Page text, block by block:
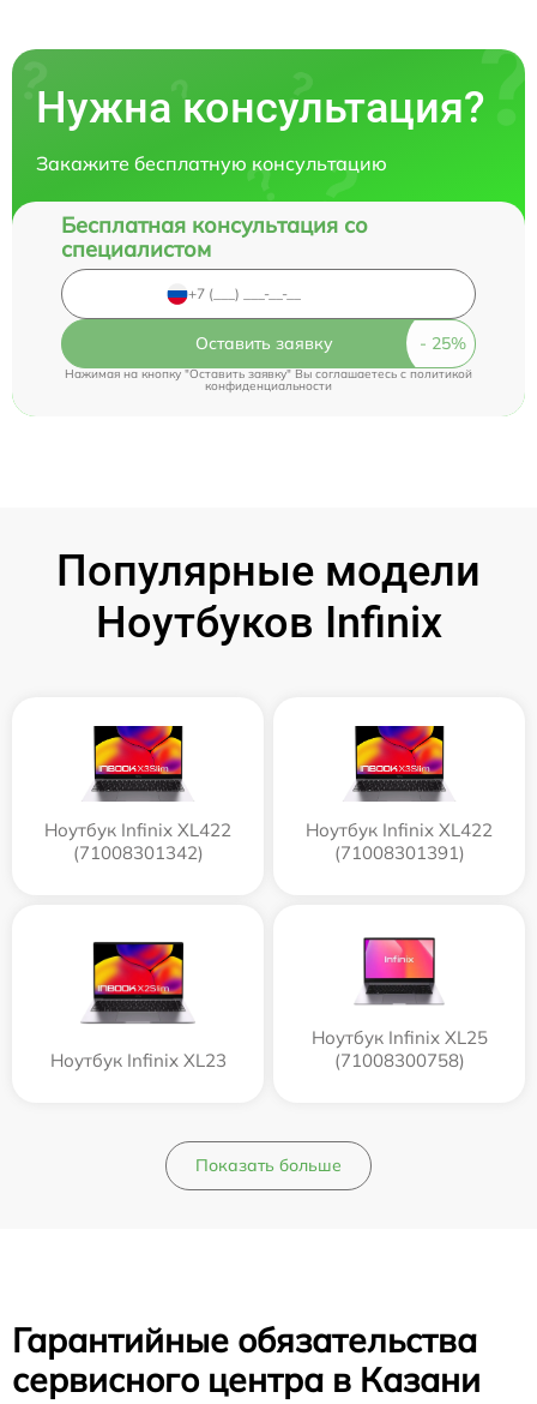
Нужна консультация?
Закажите бесплатную консультацию
Бесплатная консультация со
специалистом
Оставить заявку
Нажимая на кнопку "Оставить заявку" Вы соглашаетесь cполитикой
конфиденциальности
Популярные модели
Ноутбуков Infinix
Ноутбук Infinix XL422
(71008301342)
Ноутбук Infinix XL422
(71008301391)
Ноутбук Infinix XL23
Ноутбук Infinix XL25
(71008300758)
Показать больше
Гарантийные обязательства
сервисного центра в Казани